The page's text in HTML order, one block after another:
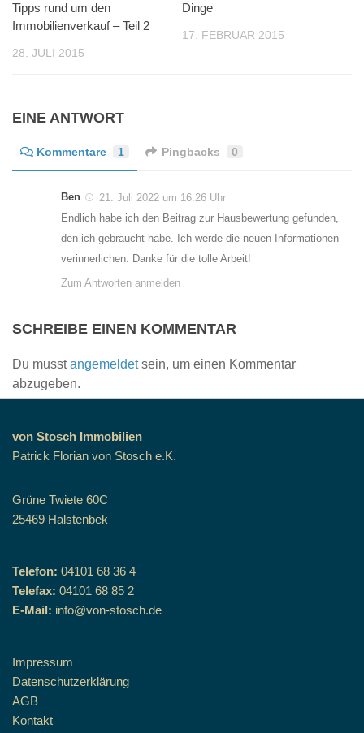
Tipps rund um den
Immobilienverkauf – Teil 2
28. JULI 2015
Dinge
17. FEBRUAR 2015
EINE ANTWORT
Kommentare 1 Pingbacks 0
Ben
21. Juli 2022 um 16:26 Uhr
Endlich habe ich den Beitrag zur Hausbewertung gefunden,
den ich gebraucht habe. Ich werde die neuen Informationen
verinnerlichen. Danke für die tolle Arbeit!
Zum Antworten anmelden
SCHREIBE EINEN KOMMENTAR
Du musstangemeldetsein, um einen Kommentar
abzugeben.
von Stosch Immobilien
Patrick Florian von Stosch e.K.
Grüne Twiete 60C
25469 Halstenbek
Telefon: 04101 68 36 4
Telefax: 04101 68 85 2
E-Mail: info@von-stosch.de
Impressum
Datenschutzerklärung
AGB
Kontakt